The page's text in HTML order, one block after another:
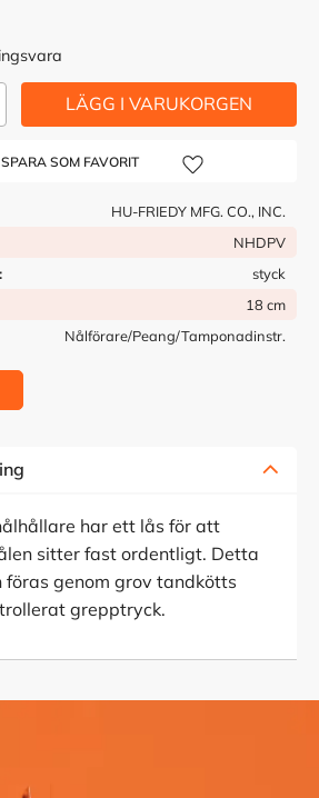
Lägg till i önskelista
HU-FRIEDY MFG. CO., INC.
NHDPV
styck
18 cm
Nålförare/Peang/Tamponadinstr.
har ett lås för att
sitter fast ordentligt. Detta
genom grov tandkötts
grepptryck.